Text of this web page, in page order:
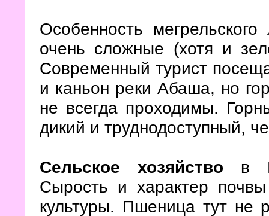
Особенность
очень сложные (хотя и
Современный турист
и каньон реки Абаша, но
не всегда проходимы.
дикий и труднодоступный,
Сельское хозяйство в
Сырость и характер
культуры. Пшеница тут не